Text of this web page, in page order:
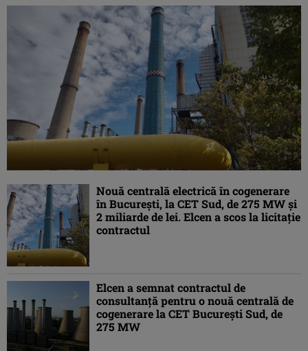
Nouă centrală electrică în cogenerare
în București, la CET Sud, de 275 MW și
2 miliarde de lei. Elcen a scos la licitație
contractul
Elcen a semnat contractul de
consultanță pentru o nouă centrală de
cogenerare la CET București Sud, de
275 MW